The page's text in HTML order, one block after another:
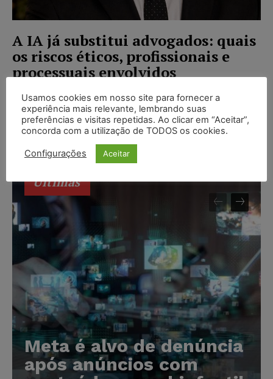
A IA já substitui advogados: quais
os riscos éticos, profissionais e
processuais envolvidos
ARTIGOS Hugo Malone 27/05/2026
Hugo Malone Do ponto de vista social, o assunto mais
sensível em inteligência artificial não é a
produtividade, a inovação ou a modernização dos...
Últimas
Meta é alvo de denúncia
após anúncios com
Usamos cookies em nosso site para fornecer a
experiência mais relevante, lembrando suas
preferências e visitas repetidas. Ao clicar em “Aceitar”,
concorda com a utilização de TODOS os cookies.
Configurações Aceitar